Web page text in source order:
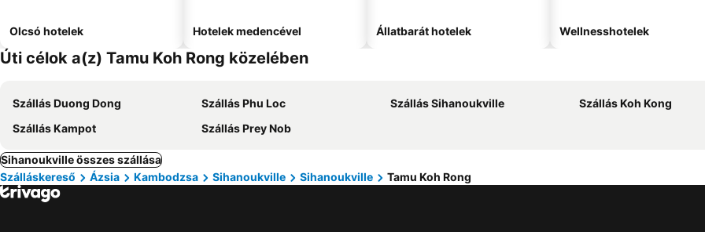
Olcsó hotelek Hotelek medencével Állatbarát hotelek Wellnesshotelek
Úti célok a(z) Tamu Koh Rong közelében
Szállás Duong Dong Szállás Phu Loc Szállás Sihanoukville
Szállás Koh Kong
Szállás Kampot
Szállás Prey Nob
Sihanoukville összes szállása
Szálláskereső
Ázsia Kambodzsa Sihanoukville Sihanoukville Tamu Koh Rong